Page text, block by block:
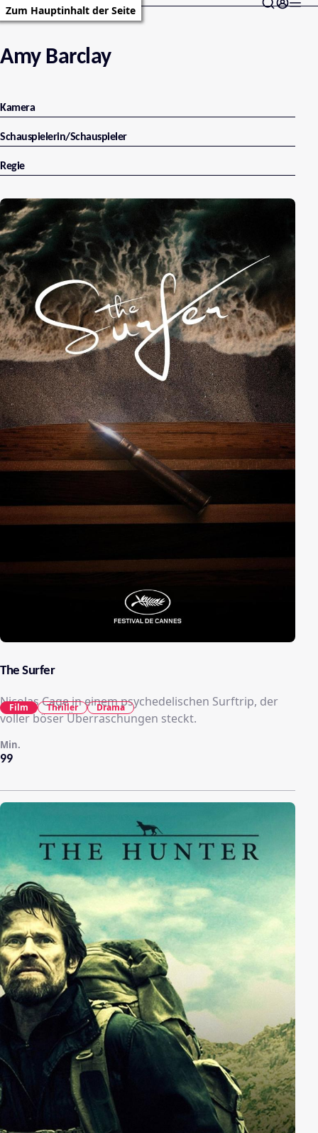
Zum Hauptinhalt der Seite
Amy Barclay
Kamera
Schauspielerin/Schauspieler
Regie
The Surfer
Nicolas Cage in einem psychedelischen Surftrip, der
voller böser Überraschungen steckt.
99
Min.
Film Thriller Drama